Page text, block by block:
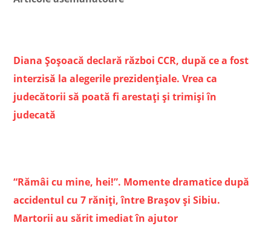
Diana Șoșoacă declară război CCR, după ce a fost
interzisă la alegerile prezidențiale. Vrea ca
judecătorii să poată fi arestați și trimiși în
judecată
“Rămâi cu mine, hei!”. Momente dramatice după
accidentul cu 7 răniți, între Braşov şi Sibiu.
Martorii au sărit imediat în ajutor